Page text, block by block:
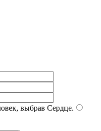
выбрав Сердце.